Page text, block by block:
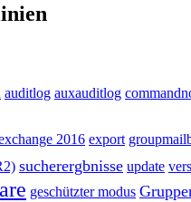
auditlog auxauditlog
2016 export
sucherergbnisse update
geschützter modus